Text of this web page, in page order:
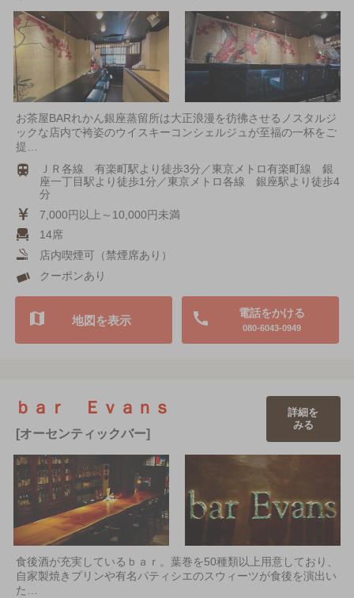
お茶屋BARれかん銀座蒸留所は大正浪漫を彷彿させるノスタルジ
ックな店内で袴姿のウイスキーコンシェルジュが至福の一杯をご
提…
ＪＲ各線 有楽町駅より徒歩3分／東京メトロ有楽町線 銀
座一丁目駅より徒歩1分／東京メトロ各線 銀座駅より徒歩4
分
7,000円以上～10,000円未満
14席
店内喫煙可（禁煙席あり）
クーポンあり
電話をかける
080-6043-0949
地図を表示
ｂａｒ Ｅｖａｎｓ
[オーセンティックバー]
詳細を
みる
食後酒が充実しているｂａｒ。葉巻を50種類以上用意しており、
自家製焼きプリンや有名パティシエのスウィーツが食後を演出い
た…